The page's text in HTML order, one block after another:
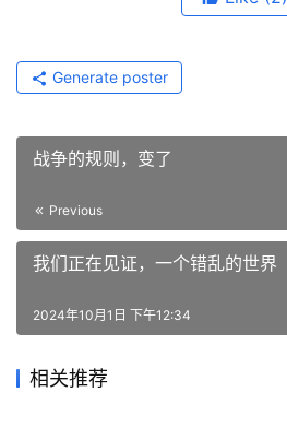
Generate poster
战争的规则，变了
Previous
我们正在见证，一个错乱的世界
2024年10月1日 下午12:34
相关推荐